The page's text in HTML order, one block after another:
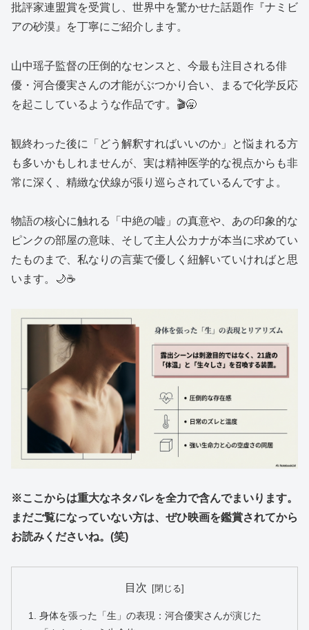
批評家連盟賞を受賞し、世界中を驚かせた話題作『ナミビ
アの砂漠』を丁寧にご紹介します。
山中瑶子監督の圧倒的なセンスと、今最も注目される俳
優・河合優実さんの才能がぶつかり合い、まるで化学反応
を起こしているような作品です。🎬🥱
観終わった後に「どう解釈すればいいのか」と悩まれる方
も多いかもしれませんが、実は精神医学的な視点からも非
常に深く、精緻な伏線が張り巡らされているんですよ。
物語の核心に触れる「中絶の嘘」の真意や、あの印象的な
ピンクの部屋の意味、そして主人公カナが本当に求めてい
たものまで、私なりの言葉で優しく紐解いていければと思
います。🌙☕
※ここからは重大なネタバレを全力で含んでまいります。
まだご覧になっていない方は、ぜひ映画を鑑賞されてから
お読みくださいね。(笑)
目次
身体を張った「生」の表現：河合優実さんが演じた